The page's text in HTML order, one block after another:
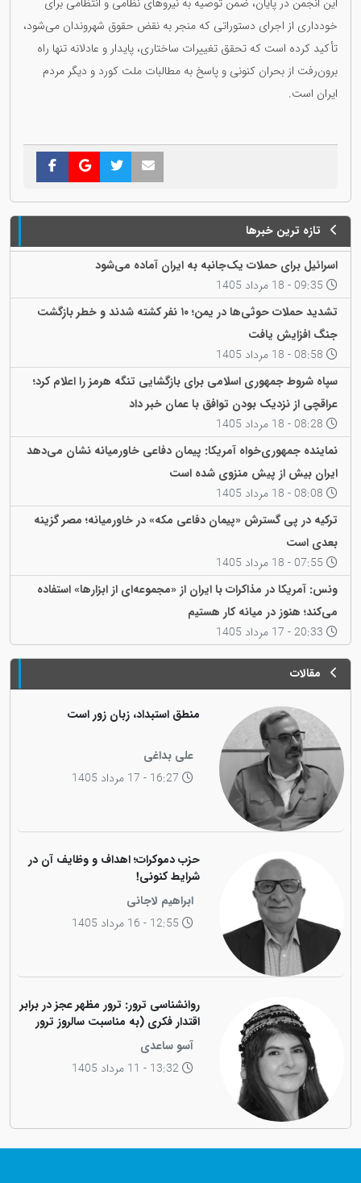
این انجمن در پایان، ضمن توصیه به نیروهای نظامی و انتظامی برای
خودداری از اجرای دستوراتی که منجر به نقض حقوق شهروندان می‌شود،
تأکید کرده است که تحقق تغییرات ساختاری، پایدار و عادلانه تنها راه
برون‌رفت از بحران کنونی و پاسخ به مطالبات ملت کورد و دیگر مردم
ایران است.
تازه ترین خبرها
اسرائیل برای حملات یک‌جانبه به ایران آماده می‌شود
تشدید حملات حوثی‌ها در یمن؛ ۱۰ نفر کشته شدند و خطر بازگشت
جنگ افزایش یافت
سپاه شروط جمهوری اسلامی برای بازگشایی تنگه هرمز را اعلام کرد؛
عراقچی از نزدیک بودن توافق با عمان خبر داد
نماینده جمهوری‌خواه آمریکا: پیمان دفاعی خاورمیانه نشان می‌دهد
ایران بیش از پیش منزوی شده است
ترکیه در پی گسترش «پیمان دفاعی مکه» در خاورمیانه؛ مصر گزینه
بعدی است
ونس: آمریکا در مذاکرات با ایران از «مجموعه‌ای از ابزارها» استفاده
می‌کند؛ هنوز در میانه کار هستیم
مقالات
منطق استبداد، زبان زور است
علی بداغی
حزب دموکرات؛ اهداف و وظایف آن در
شرایط کنونی!
ابراهیم لاجانی
روانشناسی ترور: ترور مظهر عجز در برابر
اقتدار فکری (به مناسبت سالروز ترور
فیزیکی رهبر کاریزماتیک ملت کورد،
دکتر عبدالرحمان قاسملو)
آسو ساعدی
13:32 - 11 مرداد 1405